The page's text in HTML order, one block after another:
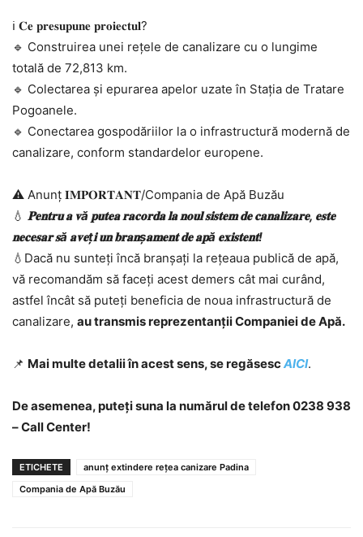
ℹ️ 𝐂𝐞 𝐩𝐫𝐞𝐬𝐮𝐩𝐮𝐧𝐞 𝐩𝐫𝐨𝐢𝐞𝐜𝐭𝐮𝐥?
🔹 Construirea unei rețele de canalizare cu o lungime
totală de 72,813 km.
🔹 Colectarea și epurarea apelor uzate în Stația de Tratare
Pogoanele.
🔹 Conectarea gospodăriilor la o infrastructură modernă de
canalizare, conform standardelor europene.
⚠️ Anunț 𝐈𝐌𝐏𝐎𝐑𝐓𝐀𝐍𝐓/Compania de Apă Buzău
💧 𝐏𝐞𝐧𝐭𝐫𝐮 𝐚 𝐯ă 𝐩𝐮𝐭𝐞𝐚 𝐫𝐚𝐜𝐨𝐫𝐝𝐚 𝐥𝐚 𝐧𝐨𝐮𝐥 𝐬𝐢𝐬𝐭𝐞𝐦 𝐝𝐞 𝐜𝐚𝐧𝐚𝐥𝐢𝐳𝐚𝐫𝐞, 𝐞𝐬𝐭𝐞
𝐧𝐞𝐜𝐞𝐬𝐚𝐫 𝐬ă 𝐚𝐯𝐞ț𝐢 𝐮𝐧 𝐛𝐫𝐚𝐧ș𝐚𝐦𝐞𝐧𝐭 𝐝𝐞 𝐚𝐩ă 𝐞𝐱𝐢𝐬𝐭𝐞𝐧𝐭!
💧Dacă nu sunteți încă branșați la rețeaua publică de apă,
vă recomandăm să faceți acest demers cât mai curând,
astfel încât să puteți beneficia de noua infrastructură de
canalizare, au transmis reprezentanții Companiei de Apă.
📌 Mai multe detalii în acest sens, se regăsescAICI.
De asemenea, puteți suna la numărul de telefon 0238 938
– Call Center!
ETICHETE
anunț extindere rețea canizare Padina
Compania de Apă Buzău